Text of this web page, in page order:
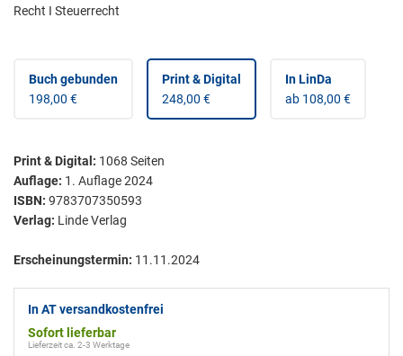
Recht I Steuerrecht
Buch gebunden
198,00 €
Print & Digital
248,00 €
In LinDa
ab 108,00 €
Print & Digital : 1068 Seiten
Auflage: 1. Auflage 2024
ISBN: 9783707350593
Verlag: Linde Verlag
Erscheinungstermin: 11.11.2024
In AT versandkostenfrei
Sofort lieferbar
Lieferzeit ca. 2-3 Werktage